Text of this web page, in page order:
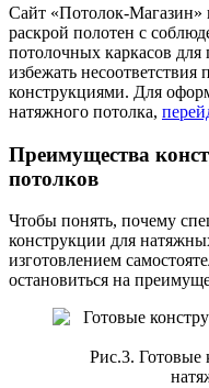
Сайт «Потолок-Магазин»
раскрой полотен с
потолочных каркасов для
избежать
конструкциями. Для
натяжного потолка,
Преимущества
потолков
Чтобы понять, почему
конструкции для
изготовлением
остановиться на
Рис.3. Готовые